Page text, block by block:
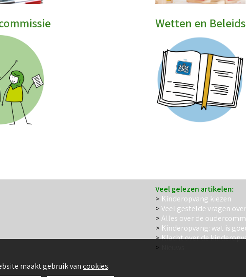
Wetten en
Veel gelezen artikelen:
> Kinderopvang kiezen
>Veel gestelde vragen
>Alles over de
> Kinderopvang: wat is
>Klacht over de
>
maakt gebruik vancookies.